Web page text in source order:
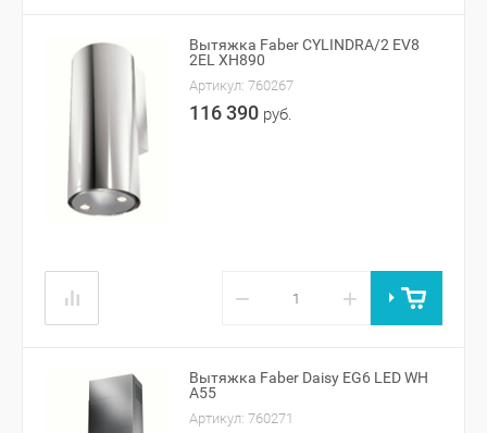
Вытяжка Faber CYLINDRA/2 EV8
2EL XH890
Артикул: 760267
116 390 руб.
− +
Вытяжка Faber Daisy EG6 LED WH
A55
Артикул: 760271